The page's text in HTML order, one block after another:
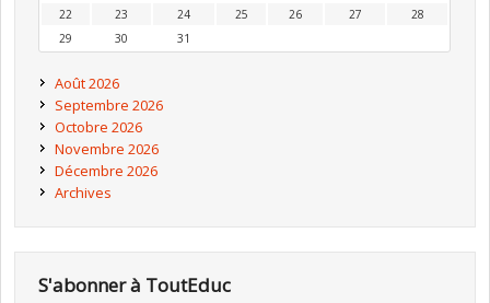
22
23 24 25 26 27
28
29
30 31
Août 2026
Septembre 2026
Octobre 2026
Novembre 2026
Décembre 2026
Archives
S'abonner à ToutEduc